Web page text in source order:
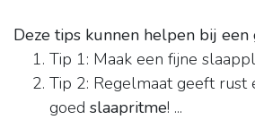
Deze tips kunnen helpen bij een
Tip 1: Maak een fijne
Tip 2: Regelmaat geeft rust
goed slaapritme! ...